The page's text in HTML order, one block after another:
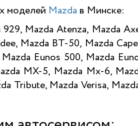
моделей Mazda в Минске:
Mazda Atenza, Mazda
Mazda BT-50, Mazda
Eunos 500, Mazda
MX-5, Mazda Mx-6,
Tribute, Mazda Verisa,